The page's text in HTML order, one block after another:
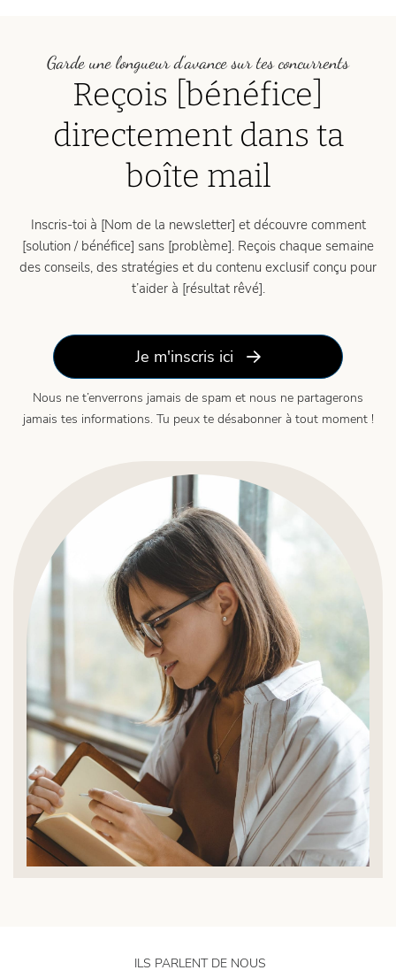
Garde une longueur d’avance sur tes concurrents
Reçois [bénéfice]
directement dans ta
boîte mail
Inscris-toi à [Nom de la newsletter] et découvre comment
[solution / bénéfice] sans [problème]. Reçois chaque semaine
des conseils, des stratégies et du contenu exclusif conçu pour
t’aider à [résultat rêvé].
Je m'inscris ici
Nous ne t’enverrons jamais de spam et nous ne partagerons
jamais tes informations. Tu peux te désabonner à tout moment !
ILS PARLENT DE NOUS